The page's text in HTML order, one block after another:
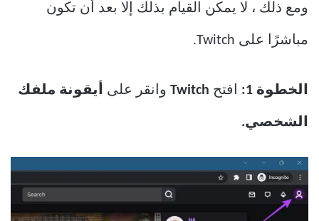
ومع ذلك ، لا يمكن القيام بذلك إلا بعد أن تكون
مباشرًا على Twitch.
الخطوة 1: افتح Twitch وانقر على أيقونة ملفك
الشخصي.